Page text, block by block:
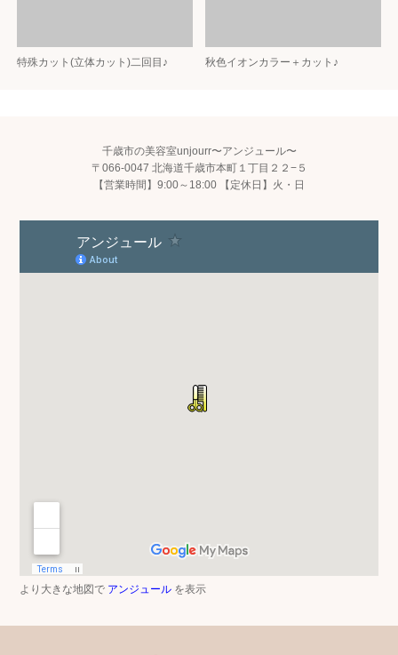
特殊カット(立体カット)二回目♪ 秋色イオンカラー＋カット♪
千歳市の美容室unjourr〜アンジュール〜
〒066-0047 北海道千歳市本町１丁目２２−５
【営業時間】9:00～18:00 【定休日】火・日
より大きな地図で アンジュール を表示